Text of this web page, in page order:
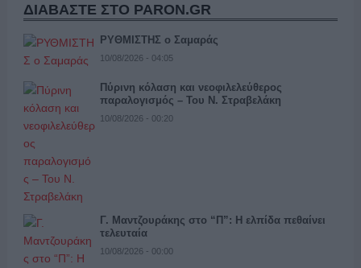
ΔΙΑΒΑΣΤΕ ΣΤΟ PARON.GR
ΡΥΘΜΙΣΤΗΣ ο Σαμαράς
10/08/2026 - 04:05
Πύρινη κόλαση και νεοφιλελεύθερος
παραλογισμός – Του Ν. Στραβελάκη
10/08/2026 - 00:20
Γ. Μαντζουράκης στο “Π”: Η ελπίδα πεθαίνει
τελευταία
10/08/2026 - 00:00